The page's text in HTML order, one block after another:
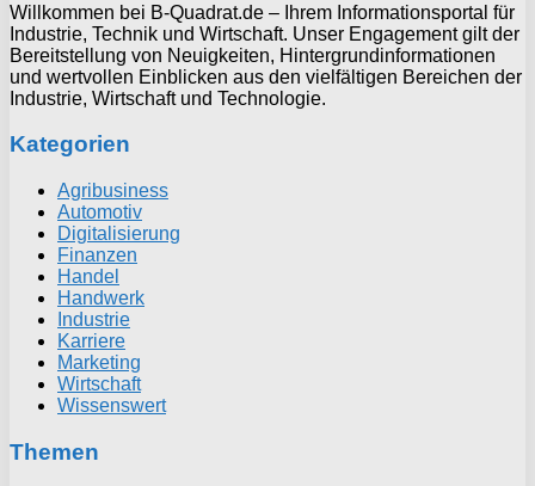
Willkommen bei B-Quadrat.de – Ihrem Informationsportal für
Industrie, Technik und Wirtschaft. Unser Engagement gilt der
Bereitstellung von Neuigkeiten, Hintergrundinformationen
und wertvollen Einblicken aus den vielfältigen Bereichen der
Industrie, Wirtschaft und Technologie.
Kategorien
Agribusiness
Automotiv
Digitalisierung
Finanzen
Handel
Handwerk
Industrie
Karriere
Marketing
Wirtschaft
Wissenswert
Themen